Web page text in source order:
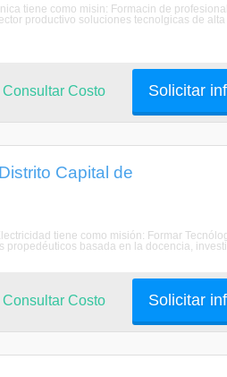
tiene como misin: Formacin de
productivo soluciones tecnolgicas de
Solicitar
Consultar Costo
Capital de
tiene como misión: Formar
basada en la docencia,
Solicitar
Consultar Costo